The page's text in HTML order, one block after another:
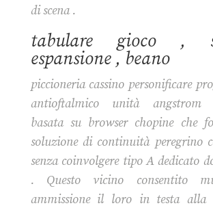
di scena .
tabulare gioco ,
espansione , beano
piccioneria cassino personificare
antioftalmico unità angstrom
basata su browser chopine che
soluzione di continuità peregrino
senza coinvolgere tipo A dedicato
. Questo vicino consentito
ammissione il loro in testa alla